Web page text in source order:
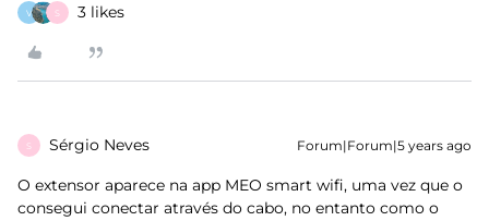
V S 3 likes
S Sérgio Neves Forum|Forum|5 years ago
O extensor aparece na app MEO smart wifi, uma vez que o
consegui conectar através do cabo, no entanto como o